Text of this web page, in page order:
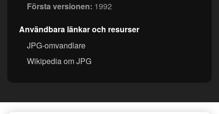
Första versionen: 1992
Användbara länkar och resurser
JPG-omvandlare
Wikipedia om JPG